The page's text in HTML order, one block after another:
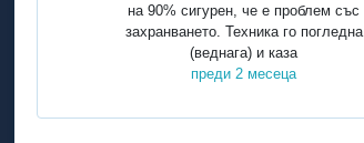
на 90% сигурен, че е проблем със
захранването. Техника го погледна
(веднага) и каза
преди 2 месеца